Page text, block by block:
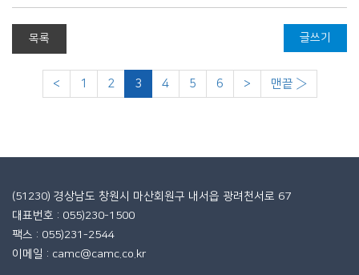
목록 글쓰기
< 1 2 3 4 5 6 > 맨끝 ›
(51230) 경상남도 창원시 마산회원구 내서읍 광려천서로 67
대표번호 : 055)230-1500
팩스 : 055)231-2544
이메일 : camc@camc.co.kr